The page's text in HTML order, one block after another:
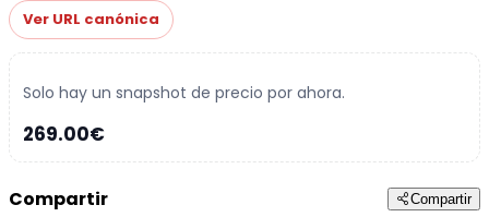
Ver URL canónica
Solo hay un snapshot de precio por ahora.
269.00€
Compartir Compartir